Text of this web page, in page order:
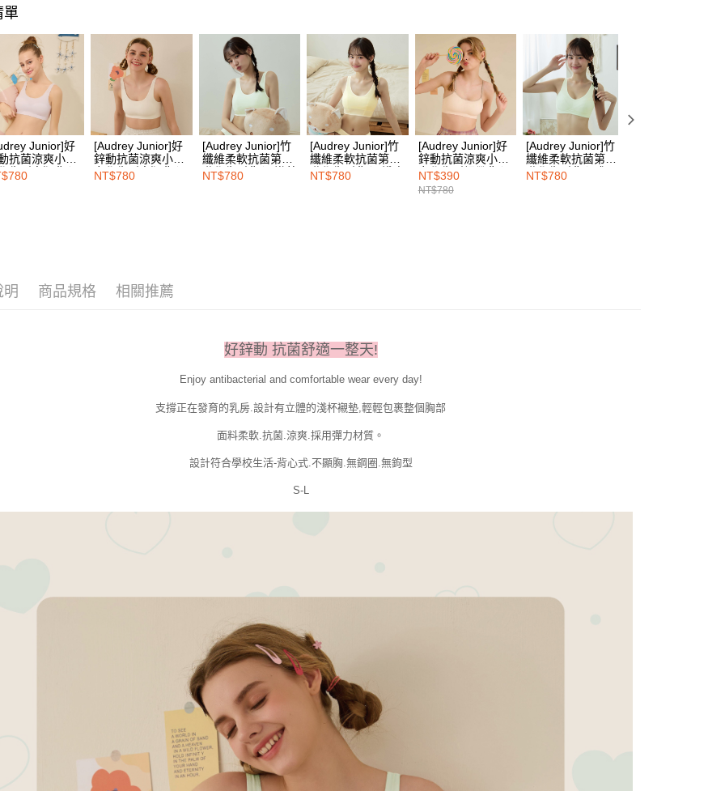
付客戶支援中心」https://netprotections.freshdesk.com/support/home
【注意事項】
１．透過由恩沛科技股份有限公司提供之「AFTEE先享後付」服務完成之
交易，需依本服務之必要範圍內提供個人資料，並將交易相關給付款項請
求債權轉讓予恩沛科技股份有限公司。
２．關於個人資料處理事宜，請瀏覽以下網址：
https://aftee.tw/terms/#terms3
３．未成年的使用者請事先徵得法定代理人或監護人之同意方可使用
「AFTEE先享後付」，若未經同意申辦者引起之損失，本公司不負相關責
任。
４．使用「AFTEE先享後付」時，將依據個別帳號之用戶狀況，依本公司
每筆NT$100，滿NT$1,500(含以上)免運費
宅配
每筆NT$100，滿NT$1,500(含以上)免運費
EASY SHOP門市速取
免運費
海外配送
單
Junior]好
抗菌涼爽小少
生型寬版背心-
紫
[Audrey Junior]好
鋅動抗菌涼爽小少
女學生型寬版背心-
蒲公英白
NT$780
[Audrey Junior]竹
纖維柔軟抗菌第一
階學生型背心-嫩芽
NT$780
[Audrey Junior]竹
纖維柔軟抗菌第一
階學生型背心-淺蜜
NT$780
[Audrey Junior]好
鋅動抗菌涼爽小少
女學生型細帶背心-
杏桃粉
NT$390
NT$780
[Audrey Junior]竹
纖維柔軟抗菌第二
階學生型背心式內
衣-嫩芽綠
NT$780
明 商品規格 相關推薦
好鋅動 抗菌舒適一整天!
Enjoy antibacterial and comfortable wear every day!
支撐正在發育的乳房.設計有立體的淺杯襯墊,輕輕包裹整個胸部
面料柔軟.抗菌.涼爽.採用彈力材質。
設計符合學校生活-背心式.不顯胸.無鋼圈.無鉤型
S-L